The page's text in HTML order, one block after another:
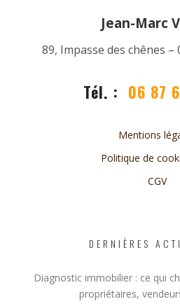
Jean-Marc
89, Impasse des chênes –
Tél. : 06 87
Mentions
Politique de
CGV
DERNIÈRES
Diagnostic immobilier : ce qui
propriétaires,